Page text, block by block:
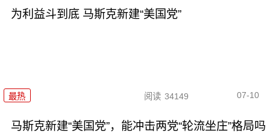
为利益斗到底 马斯克新建“美国党”
最热 阅读 34149 07-10
马斯克新建“美国党”，能冲击两党“轮流坐庄”格局吗